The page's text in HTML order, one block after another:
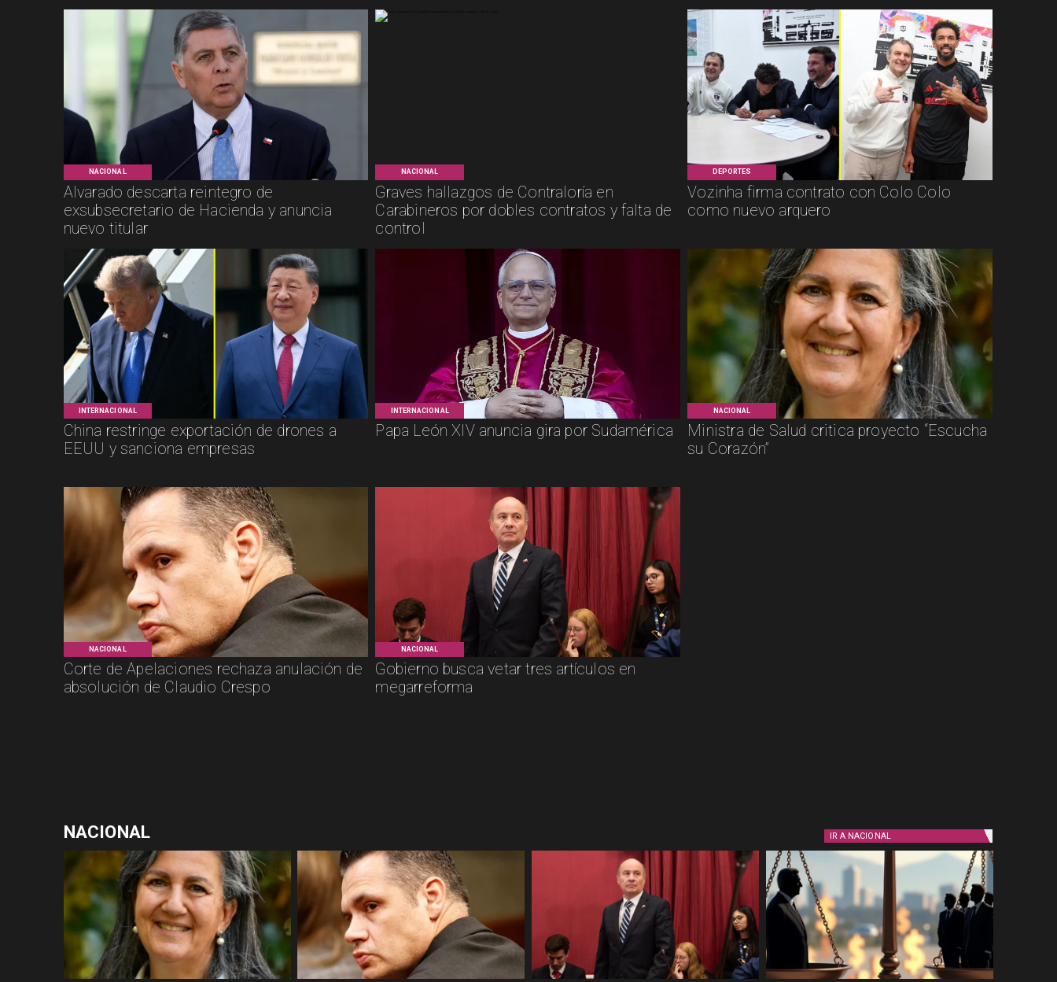
NACIONAL
Alvarado descarta reintegro de
exsubsecretario de Hacienda y anuncia
nuevo titular
NACIONAL
Graves hallazgos de Contraloría en
Carabineros por dobles contratos y falta de
control
DEPORTES
Vozinha firma contrato con Colo Colo
como nuevo arquero
INTERNACIONAL
China restringe exportación de drones a
EEUU y sanciona empresas
INTERNACIONAL
Papa León XIV anuncia gira por Sudamérica
NACIONAL
Ministra de Salud critica proyecto “Escucha
su Corazón”
NACIONAL
Corte de Apelaciones rechaza anulación de
absolución de Claudio Crespo
NACIONAL
Gobierno busca vetar tres artículos en
megarreforma
NACIONAL IR A NACIONAL